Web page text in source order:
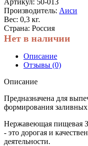
Производитель: Аиси
Вес: 0,3 кг.
Страна: Россия
Нет в наличии
Описание
Отзывы (0)
Описание
Предназначена для
формирования заливных
Нержавеющая пищевая
- это дорогая и
деятельности.